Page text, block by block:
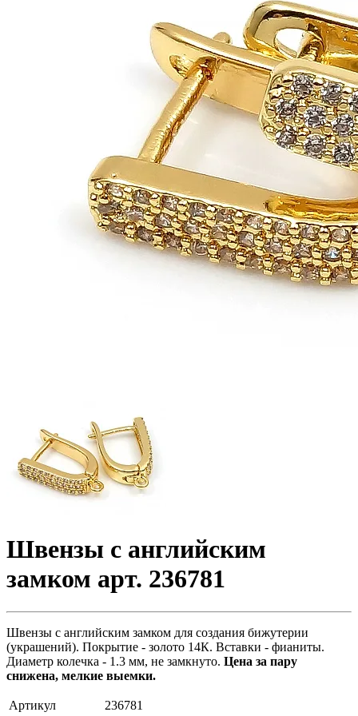
Швензы с английским
замком арт. 236781
Швензы с английским замком для создания бижутерии
(украшений). Покрытие - золото 14К. Вставки - фианиты.
Диаметр колечка - 1.3 мм, не замкнуто. Цена за пару
снижена, мелкие выемки.
Артикул
236781